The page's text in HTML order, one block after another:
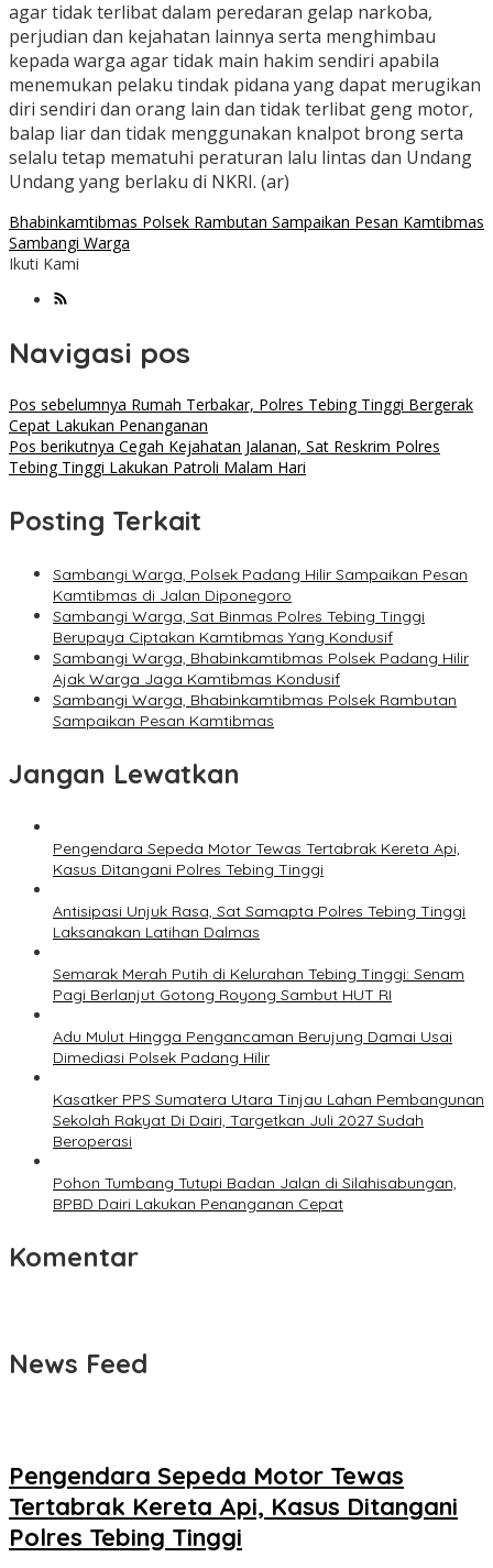
agar tidak terlibat dalam peredaran gelap narkoba,
perjudian dan kejahatan lainnya serta menghimbau
kepada warga agar tidak main hakim sendiri apabila
menemukan pelaku tindak pidana yang dapat merugikan
diri sendiri dan orang lain dan tidak terlibat geng motor,
balap liar dan tidak menggunakan knalpot brong serta
selalu tetap mematuhi peraturan lalu lintas dan Undang
Undang yang berlaku di NKRI. (ar)
Bhabinkamtibmas Polsek Rambutan Sampaikan Pesan Kamtibmas
Sambangi Warga
Ikuti Kami
Navigasi pos
Pos sebelumnya Rumah Terbakar, Polres Tebing Tinggi Bergerak
Cepat Lakukan Penanganan
Pos berikutnya Cegah Kejahatan Jalanan, Sat Reskrim Polres
Tebing Tinggi Lakukan Patroli Malam Hari
Posting Terkait
Sambangi Warga, Polsek Padang Hilir Sampaikan Pesan
Kamtibmas di Jalan Diponegoro
Sambangi Warga, Sat Binmas Polres Tebing Tinggi
Berupaya Ciptakan Kamtibmas Yang Kondusif
Sambangi Warga, Bhabinkamtibmas Polsek Padang Hilir
Ajak Warga Jaga Kamtibmas Kondusif
Sambangi Warga, Bhabinkamtibmas Polsek Rambutan
Sampaikan Pesan Kamtibmas
Jangan Lewatkan
Pengendara Sepeda Motor Tewas Tertabrak Kereta Api,
Kasus Ditangani Polres Tebing Tinggi
Antisipasi Unjuk Rasa, Sat Samapta Polres Tebing Tinggi
Laksanakan Latihan Dalmas
Semarak Merah Putih di Kelurahan Tebing Tinggi: Senam
Pagi Berlanjut Gotong Royong Sambut HUT RI
Adu Mulut Hingga Pengancaman Berujung Damai Usai
Dimediasi Polsek Padang Hilir
Kasatker PPS Sumatera Utara Tinjau Lahan Pembangunan
Sekolah Rakyat Di Dairi, Targetkan Juli 2027 Sudah
Beroperasi
Pohon Tumbang Tutupi Badan Jalan di Silahisabungan,
BPBD Dairi Lakukan Penanganan Cepat
Komentar
News Feed
Pengendara Sepeda Motor Tewas
Tertabrak Kereta Api, Kasus Ditangani
Polres Tebing Tinggi